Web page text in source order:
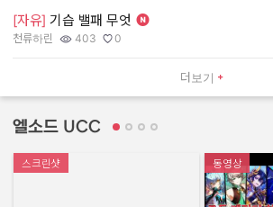
더보기
[자유] 기습 밸패 무엇
작성자:
천류하린
조회수:
403
추천수:
0
엘소드 UCC
스크린샷 동영상